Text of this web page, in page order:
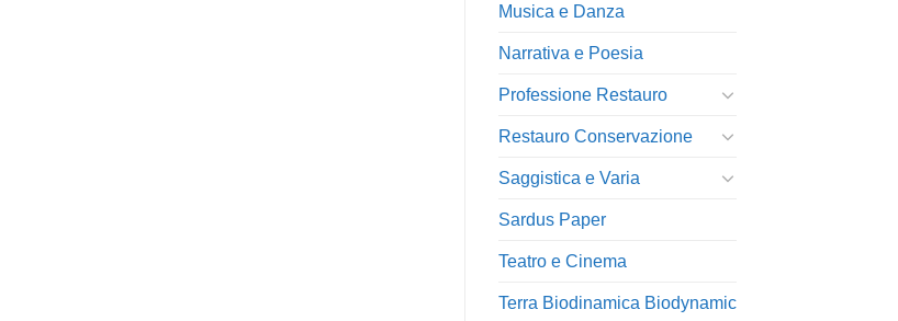
Musica e Danza
Narrativa e Poesia
Professione Restauro
Restauro Conservazione
Saggistica e Varia
Sardus Paper
Teatro e Cinema
Terra Biodinamica Biodynamic